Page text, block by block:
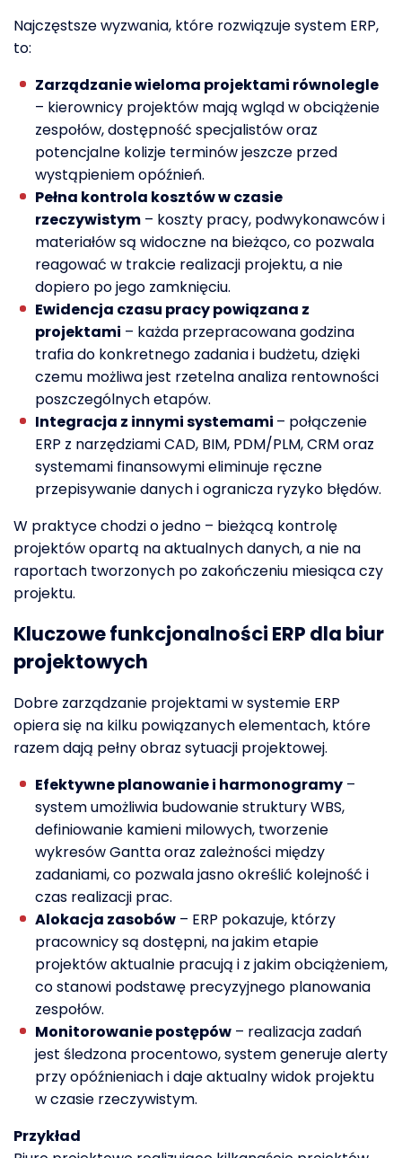
Najczęstsze wyzwania, które rozwiązuje system ERP,
to:
Zarządzanie wieloma projektami równolegle
– kierownicy projektów mają wgląd w obciążenie
zespołów, dostępność specjalistów oraz
potencjalne kolizje terminów jeszcze przed
wystąpieniem opóźnień.
Pełna kontrola kosztów w czasie
rzeczywistym – koszty pracy, podwykonawców i
materiałów są widoczne na bieżąco, co pozwala
reagować w trakcie realizacji projektu, a nie
dopiero po jego zamknięciu.
Ewidencja czasu pracy powiązana z
projektami – każda przepracowana godzina
trafia do konkretnego zadania i budżetu, dzięki
czemu możliwa jest rzetelna analiza rentowności
poszczególnych etapów.
Integracja z innymi systemami – połączenie
ERP z narzędziami CAD, BIM, PDM/PLM, CRM oraz
systemami finansowymi eliminuje ręczne
przepisywanie danych i ogranicza ryzyko błędów.
W praktyce chodzi o jedno – bieżącą kontrolę
projektów opartą na aktualnych danych, a nie na
raportach tworzonych po zakończeniu miesiąca czy
projektu.
Kluczowe funkcjonalności ERP dla biur
projektowych
Dobre zarządzanie projektami w systemie ERP
opiera się na kilku powiązanych elementach, które
razem dają pełny obraz sytuacji projektowej.
Efektywne planowanie i harmonogramy –
system umożliwia budowanie struktury WBS,
definiowanie kamieni milowych, tworzenie
wykresów Gantta oraz zależności między
zadaniami, co pozwala jasno określić kolejność i
czas realizacji prac.
Alokacja zasobów – ERP pokazuje, którzy
pracownicy są dostępni, na jakim etapie
projektów aktualnie pracują i z jakim obciążeniem,
co stanowi podstawę precyzyjnego planowania
zespołów.
Monitorowanie postępów – realizacja zadań
jest śledzona procentowo, system generuje alerty
przy opóźnieniach i daje aktualny widok projektu
w czasie rzeczywistym.
Przykład